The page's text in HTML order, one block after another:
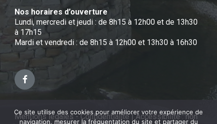
Nos horaires d’ouverture
Lundi, mercredi et jeudi : de 8h15 à 12h00 et de 13h30
à 17h15
Mardi et vendredi : de 8h15 à 12h00 et 13h30 à 16h30
Facebook
Mentions légales - Confidentialité|Accessibilité : non
Ce site utilise des cookies pour améliorer votre expérience de
navigation, mesurer la fréquentation du site et partager du